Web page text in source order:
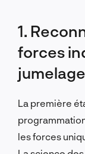
1.
forces
La première
les forces